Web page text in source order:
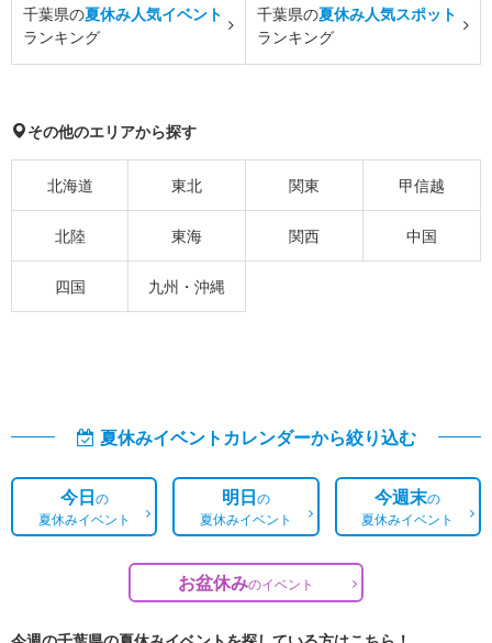
千葉県の夏休み人気イベント
ランキング
千葉県の夏休み人気スポット
ランキング
その他のエリアから探す
北海道 東北 関東 甲信越
北陸 東海 関西 中国
四国 九州・沖縄
夏休みイベントカレンダーから絞り込む
今日の
夏休みイベント
明日の
夏休みイベント
今週末の
夏休みイベント
お盆休みのイベント